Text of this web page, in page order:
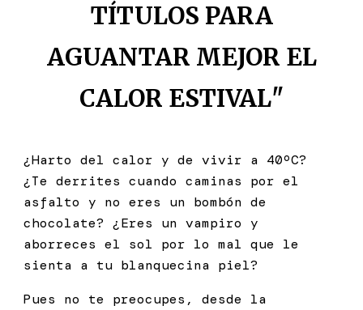
TÍTULOS PARA
AGUANTAR MEJOR EL
CALOR ESTIVAL"
¿Harto del calor y de vivir a 40ºC?
¿Te derrites cuando caminas por el
asfalto y no eres un bombón de
chocolate? ¿Eres un vampiro y
aborreces el sol por lo mal que le
sienta a tu blanquecina piel?
Pues no te preocupes, desde la